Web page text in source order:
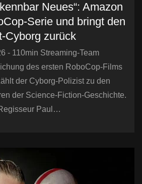
Neues“: Amazon
Serie und bringt den
Cyborg zurück
- 110min Streaming-Team
des ersten RoboCop-Films
der Cyborg-Polizist zu den
der Science-Fiction-Geschichte.
Paul…